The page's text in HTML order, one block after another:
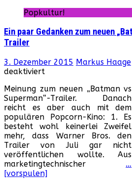
Popkultur!
Ein paar Gedanken zum neuen
Trailer
3. Dezember 2015 Markus Haage
deaktiviertfür
paar
Gedanken
zum
neuen
„Batman
v
Superman“-
Trailer
Meinung zum neuen „Batman vs
Superman“-Trailer. Danach
reicht es aber auch mit dem
populären Popcorn-Kino: 1. Es
besteht wohl keinerlei Zweifel
mehr, dass Warner Bros. den
Trailer von Juli gar nicht
veröffentlichen wollte. Aus
marketingtechnischer …
[vorspulen]